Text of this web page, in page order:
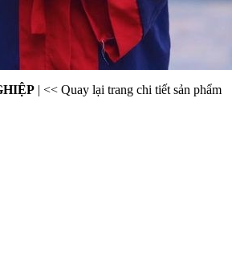
| << Quay lại trang chi tiết sản phẩm